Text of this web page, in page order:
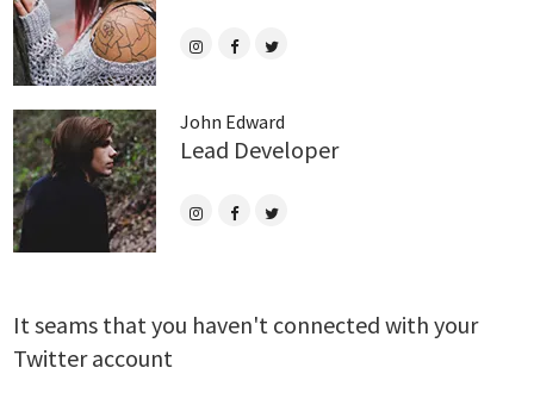
John Edward
Lead Developer
It seams that you haven't connected with your
Twitter account